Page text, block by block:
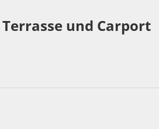
und Carport